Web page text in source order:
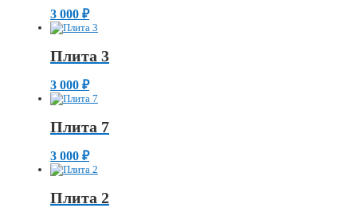
3 000 ₽
Плита 3
3 000 ₽
Плита 7
3 000 ₽
Плита 2